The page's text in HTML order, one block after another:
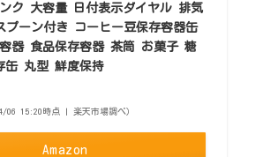
ク 大容量 日付表示ダイヤル 排気
プーン付き コーヒー豆保存容器缶
器 食品保存容器 茶筒 お菓子 糖
缶 丸型 鮮度保持
06 15:20時点 | 楽天市場調べ）
Amazon